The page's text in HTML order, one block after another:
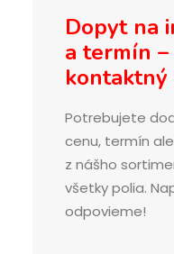
Dopyt na
a termín
Potrebujete
cenu, termín
z nášho
všetky polia.
odpovieme!